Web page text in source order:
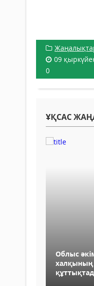
09
0
ҰҚСАС
Облыс
халқының